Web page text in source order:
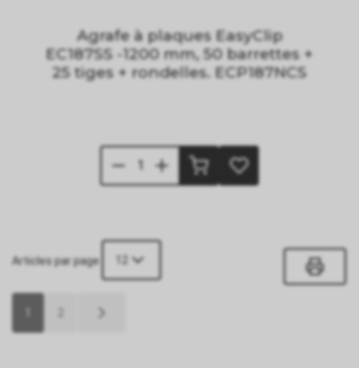
Agrafe à plaques EasyClip
EC187SS -1200 mm, 50 barrettes +
25 tiges + rondelles. ECP187NCS
Articles par page